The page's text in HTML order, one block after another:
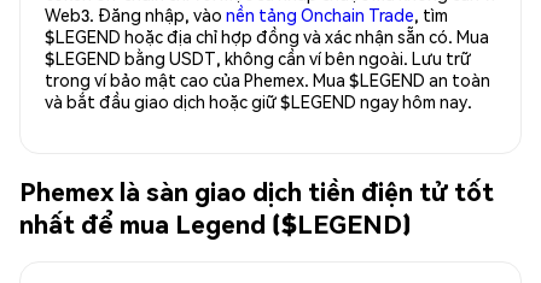
Web3. Đăng nhập, vào nền tảng Onchain Trade, tìm
$LEGEND hoặc địa chỉ hợp đồng và xác nhận sẵn có. Mua
$LEGEND bằng USDT, không cần ví bên ngoài. Lưu trữ
trong ví bảo mật cao của Phemex. Mua $LEGEND an toàn
và bắt đầu giao dịch hoặc giữ $LEGEND ngay hôm nay.
Phemex là sàn giao dịch tiền điện tử tốt
nhất để mua Legend ($LEGEND)